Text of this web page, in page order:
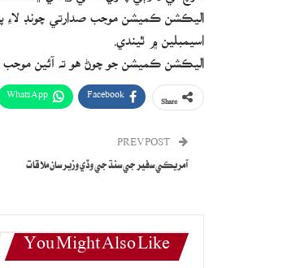
اسيمبلين ۾ ٿيندي.
اليڪشن ڪميشن جو چوڻ هو ته آئين موجب
Facebook
WhatsApp
آمريڪي سفير جي سنڌ جي وڏي وزير سان ملاقات
You Might Also Like